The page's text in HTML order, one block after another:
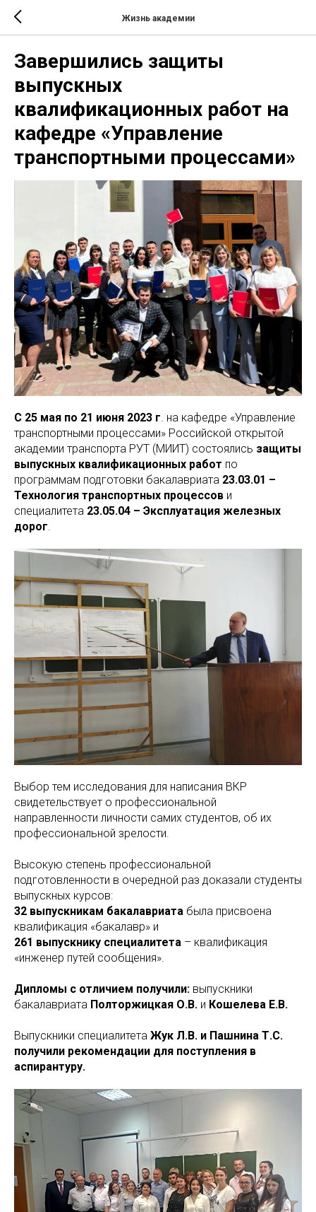
Жизнь академии
Завершились защиты
выпускных
квалификационных работ на
кафедре «Управление
транспортными процессами»
С 25 мая по 21 июня 2023 г . на кафедре «Управление
транспортными процессами» Российской открытой
академии транспорта РУТ (МИИТ) состоялись защиты
выпускных квалификационных работ по
программам подготовки бакалавриата 23.03.01 –
Технология транспортных процессов и
специалитета 23.05.04 – Эксплуатация железных
дорог
Выбор тем исследования для написания ВКР
свидетельствует о профессиональной
направленности личности самих студентов, об их
профессиональной зрелости.
Высокую степень профессиональной
подготовленности в очередной раз доказали студенты
выпускных курсов:
32 выпускникам бакалавриата была присвоена
квалификация «бакалавр» и
261 выпускнику специалитета – квалификация
«инженер путей сообщения».
Дипломы с отличием получили: выпускники
бакалавриата Полторжицкая О.В. и Кошелева Е.В.
Выпускники специалитета Жук Л.В. и Пашнина Т.С.
получили рекомендации для поступления в
аспирантуру.